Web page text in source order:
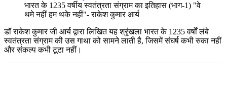
भारत के 1235 वर्षीय स्वतंत्रता संग्राम का इतिहास (भाग-1) "वे
थमे नहीं हम थके नहीं"- राकेश कुमार आर्य
डॉ राकेश कुमार जी आर्य द्वारा लिखित यह श्रृंखला भारत के 1235 वर्षों लंबे
स्वतंत्रता संग्राम की उस गाथा को सामने लाती है, जिसमें संघर्ष कभी रुका नहीं
और संकल्प कभी टूटा नहीं।